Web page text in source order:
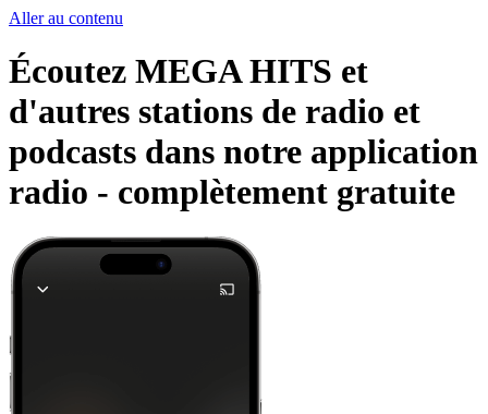
Aller au contenu
Écoutez MEGA HITS et
d'autres stations de radio et
podcasts dans notre application
radio - complètement gratuite